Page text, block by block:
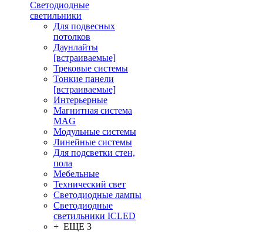
Светодиодные
светильники
Для подвесных
потолков
Даунлайты
[встраиваемые]
Трековые системы
Тонкие панели
[встраиваемые]
Интерьерные
Магнитная система
MAG
Модульные системы
Линейные системы
Для подсветки стен,
пола
Мебельные
Технический свет
Светодиодные лампы
Светодиодные
светильники ICLED
+ ЕЩЕ 3